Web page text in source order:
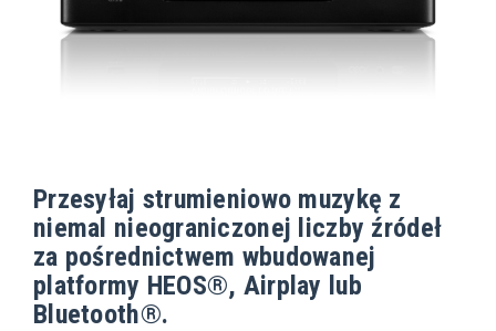
Przesyłaj strumieniowo muzykę z
niemal nieograniczonej liczby źródeł
za pośrednictwem wbudowanej
platformy HEOS®, Airplay lub
Bluetooth®.